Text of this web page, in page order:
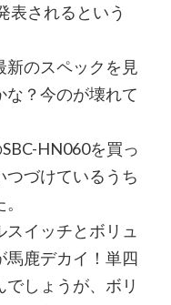
表されるという
新のスペックを見
な？今のが壊れて
HN060を買っ
つづけているうち
イッチとボリュ
馬鹿デカイ！単四
しょうが、ボリ